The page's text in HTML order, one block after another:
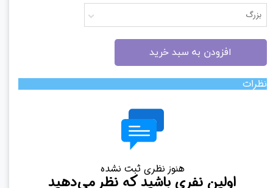
بزرگ
افزودن به سبد خرید
نظرات
هنوز نظری ثبت نشده
اولین نفری باشید که نظر می‌دهید